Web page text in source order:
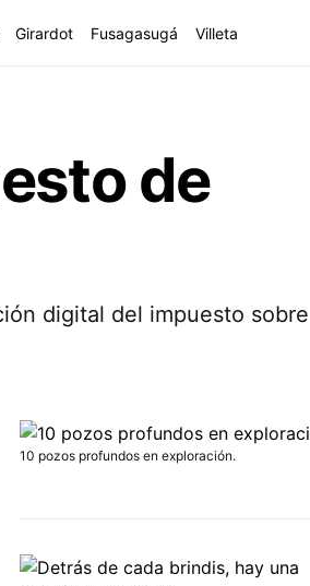
Girardot Fusagasugá Villeta
de
digital del impuesto sobre
10 pozos profundos en exploración.